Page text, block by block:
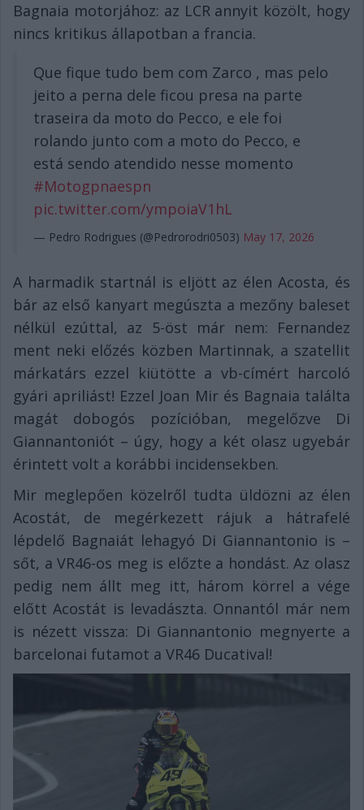
Bagnaia motorjához: az LCR annyit közölt, hogy
nincs kritikus állapotban a francia.
Que fique tudo bem com Zarco , mas pelo
jeito a perna dele ficou presa na parte
traseira da moto do Pecco, e ele foi
rolando junto com a moto do Pecco, e
está sendo atendido nesse momento
#Motogpnaespn
pic.twitter.com/ympoiaV1hL
— Pedro Rodrigues (@Pedrorodri0503) May 17, 2026
A harmadik startnál is eljött az élen Acosta, és
bár az első kanyart megúszta a mezőny baleset
nélkül ezúttal, az 5-öst már nem: Fernandez
ment neki előzés közben Martinnak, a szatellit
márkatárs ezzel kiütötte a vb-címért harcoló
gyári apriliást! Ezzel Joan Mir és Bagnaia találta
magát dobogós pozícióban, megelőzve Di
Giannantoniót – úgy, hogy a két olasz ugyebár
érintett volt a korábbi incidensekben.
Mir meglepően közelről tudta üldözni az élen
Acostát, de megérkezett rájuk a hátrafelé
lépdelő Bagnaiát lehagyó Di Giannantonio is –
sőt, a VR46-os meg is előzte a hondást. Az olasz
pedig nem állt meg itt, három körrel a vége
előtt Acostát is levadászta. Onnantól már nem
is nézett vissza: Di Giannantonio megnyerte a
barcelonai futamot a VR46 Ducatival!